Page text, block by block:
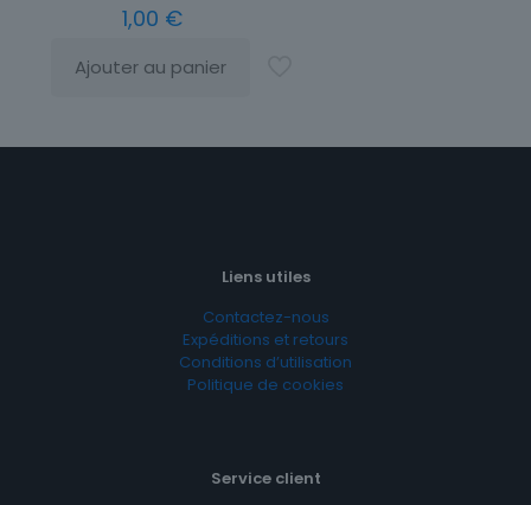
1,00 €
Ajouter au panier
Liens utiles
Contactez-nous
Expéditions et retours
Conditions d’utilisation
Politique de cookies
Service client